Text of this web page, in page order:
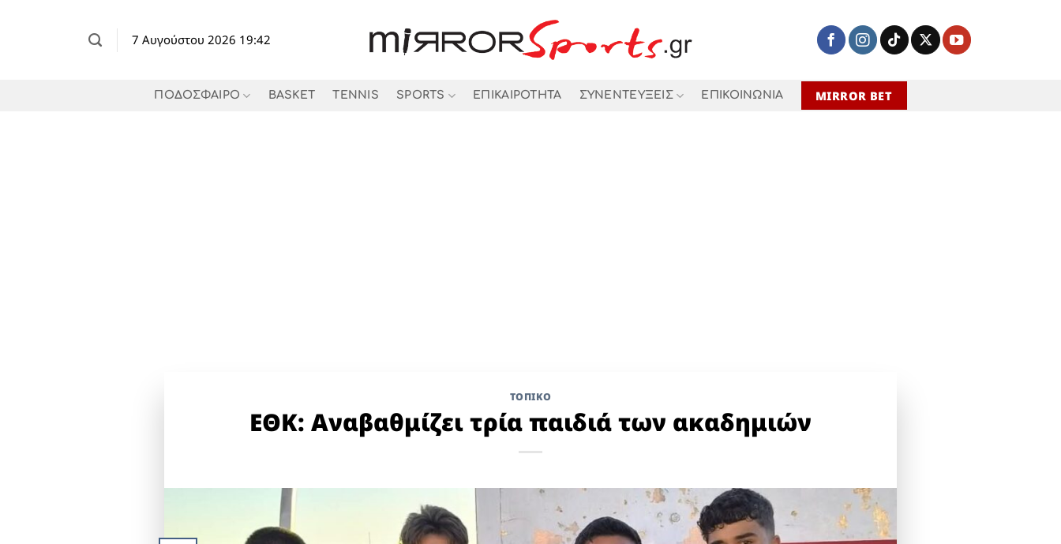
7 Αυγούστου 2026 19:42
ΠΟΔΟΣΦΑΙΡΟ BASKET TENNIS SPORTS ΕΠΙΚΑΙΡΟΤΗΤΑ ΣΥΝΕΝΤΕΥΞΕΙΣ ΕΠΙΚΟΙΝΩΝΙΑ MIRROR BET
ΤΟΠΙΚΌ
ΕΘΚ: Αναβαθμίζει τρία παιδιά των ακαδημιών